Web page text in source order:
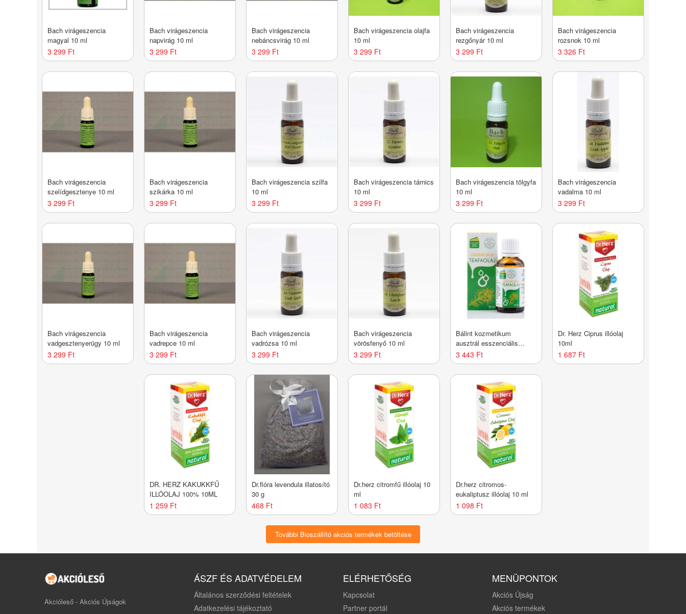
Bach virágeszencia
magyal 10 ml
3 299 Ft
Bach virágeszencia
napvirág 10 ml
3 299 Ft
Bach virágeszencia
nebáncsvirág 10 ml
3 299 Ft
Bach virágeszencia olajfa
10 ml
3 299 Ft
Bach virágeszencia
rezgőnyár 10 ml
3 299 Ft
Bach virágeszencia
rozsnok 10 ml
3 326 Ft
Bach virágeszencia
szelídgesztenye 10 ml
3 299 Ft
Bach virágeszencia
szikárka 10 ml
3 299 Ft
Bach virágeszencia szilfa
10 ml
3 299 Ft
Bach virágeszencia tárnics
10 ml
3 299 Ft
Bach virágeszencia tölgyfa
10 ml
3 299 Ft
Bach virágeszencia
vadalma 10 ml
3 299 Ft
Bach virágeszencia
vadgesztenyerügy 10 ml
3 299 Ft
Bach virágeszencia
vadrepce 10 ml
3 299 Ft
Bach virágeszencia
vadrózsa 10 ml
3 299 Ft
Bach virágeszencia
vörösfenyő 10 ml
3 299 Ft
Bálint kozmetikum
ausztrál esszenciális
teafaolaj 30 ml
3 443 Ft
Dr. Herz Ciprus illóolaj
10ml
1 687 Ft
DR. HERZ KAKUKKFŰ
ILLÓOLAJ 100% 10ML
1 259 Ft
Dr.flóra levendula illatosító
30 g
468 Ft
Dr.herz citromfű illóolaj 10
ml
1 083 Ft
Dr.herz citromos-
eukaliptusz illóolaj 10 ml
1 098 Ft
További Bioszállító akciós termékek betöltése
Akcióleső - Akciós Újságok
ÁSZF ÉS ADATVÉDELEM
Általános szerződési feltételek
Adatkezelési tájékoztató
ELÉRHETŐSÉG
Kapcsolat
Partner portál
MENÜPONTOK
Akciós Újság
Akciós termékek